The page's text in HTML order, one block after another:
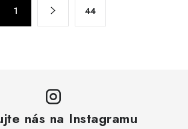
1 44
nás na Instagramu